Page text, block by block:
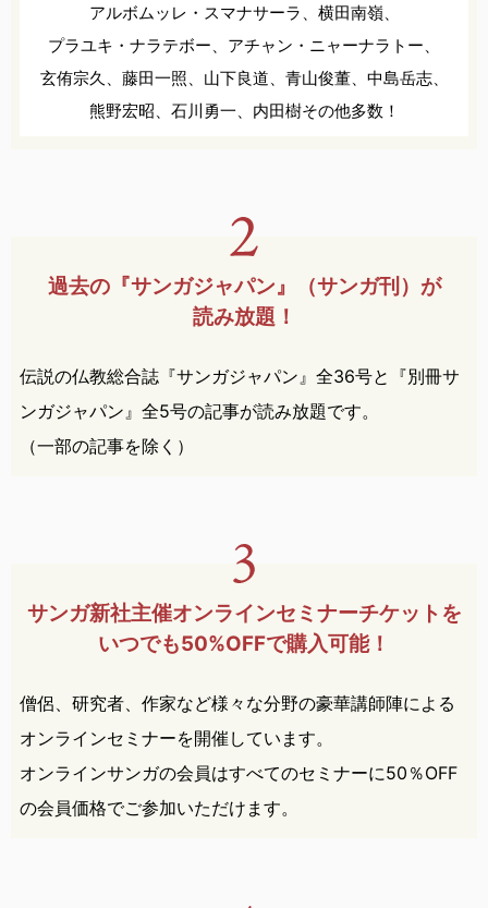
アルボムッレ・スマナサーラ、 横田南嶺、
プラユキ・ナラテボー、 アチャン・ニャーナラトー、
玄侑宗久、 藤田一照、 山下良道、 青山俊董、 中島岳志、
熊野宏昭、 石川勇一、 内田樹その他多数！
過去の『サンガジャパン』
（サンガ刊）が
読み放題！
伝説の仏教総合誌『サンガジャパン』全36号と『別冊サ
ンガジャパン』全5号の記事が読み放題です。
（一部の記事を除く）
サンガ新社主催オンラインセミナーチケットを
いつでも50%OFFで購入可能！
僧侶、研究者、作家など様々な分野の豪華講師陣による
オンラインセミナーを開催しています。
オンラインサンガの会員はすべてのセミナーに50％OFF
の会員価格でご参加いただけます。